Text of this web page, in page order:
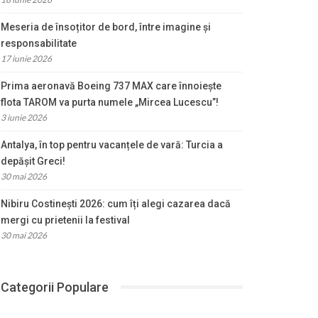
Meseria de însoțitor de bord, între imagine și
responsabilitate
17 iunie 2026
Prima aeronavă Boeing 737 MAX care înnoiește
flota TAROM va purta numele „Mircea Lucescu”!
3 iunie 2026
Antalya, în top pentru vacanțele de vară: Turcia a
depășit Greci!
30 mai 2026
Nibiru Costinești 2026: cum îți alegi cazarea dacă
mergi cu prietenii la festival
30 mai 2026
Categorii Populare